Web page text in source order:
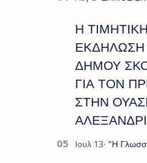
Η ΤΙΜΗΤΙΚΗ
ΔΗΜΟΥ
ΓΙΑ ΤΟΝ
ΣΤΗΝ